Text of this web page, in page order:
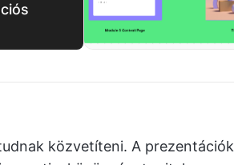
közvetíteni. A prezentációk